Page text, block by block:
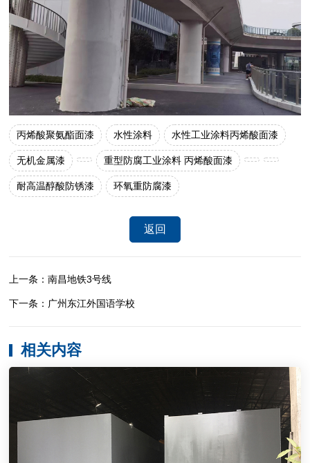
丙烯酸聚氨酯面漆 水性涂料 水性工业涂料丙烯酸面漆
无机金属漆 重型防腐工业涂料 丙烯酸面漆
耐高温醇酸防锈漆 环氧重防腐漆
返回
上一条：南昌地铁3号线
下一条：广州东江外国语学校
相关内容